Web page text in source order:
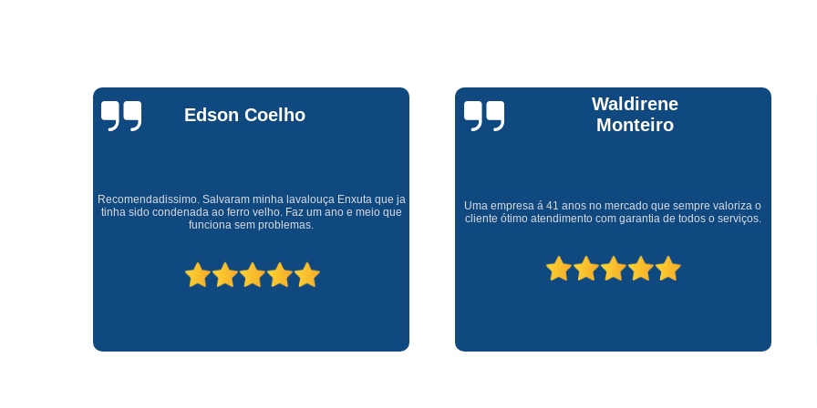
Assistencia Tecnica
Assistencia Tecnica Forno Microondas
Conserto de Maquina de Lavar
Conserto Maquina de Lavar
Conserto Maquina Lavar Roupa
Waldirene
Monteiro
Uma empresa á 41 anos no mercado que sempre valoriza o
cliente ótimo atendimento com garantia de todos o serviços.
Claúdia
Andrullis
telefônico (q hj infelizmente é um problema), e a eficiência do
técnico Sr Henrique na solução do problema da minha lava e
seca q minha família não vive mais sem. #recomendo os